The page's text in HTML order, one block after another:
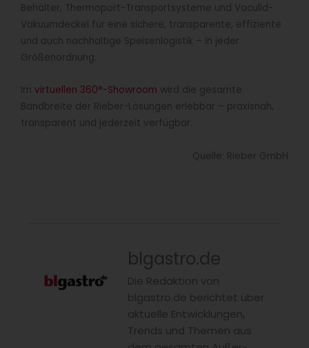
Behälter, Thermoport-Transportsysteme und Vaculid-
Vakuumdeckel für eine sichere, transparente, effiziente
und auch nachhaltige Speisenlogistik – in jeder
Größenordnung.
Im virtuellen 360°-Showroom wird die gesamte
Bandbreite der Rieber-Lösungen erlebbar – praxisnah,
transparent und jederzeit verfügbar.
Quelle: Rieber GmbH
blgastro.de
Die Redaktion von
blgastro.de berichtet über
aktuelle Entwicklungen,
Trends und Themen aus